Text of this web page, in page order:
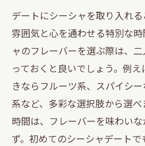
デートにシーシャを取り入れ
雰囲気と心を通わせる特別な
ャのフレーバーを選ぶ際は、
っておくと良いでしょう。例
きならフルーツ系、スパイシ
系など、多彩な選択肢から選
時間は、フレーバーを味わい
ず。初めてのシーシャデート